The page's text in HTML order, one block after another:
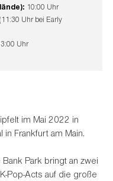
10:00 Uhr
Uhr bei Early
Uhr
im Mai 2022 in
Frankfurt am Main.
Park bringt an zwei
Pop-Acts auf die große